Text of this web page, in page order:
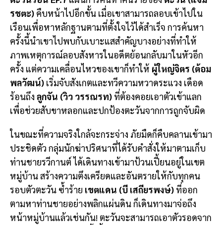
รชตะ) คืบหน้าไปอีกขั้น เมื่อเขาสามารถลอบเข้าไปใน
เรือนเพื่อหาหลักฐานตามที่ตั้งใจไว้ได้สำเร็จ การค้นหา
ครั้งนี้นำเขาไปพบกับเบาะแสสำคัญบางอย่างที่ทำให้
ภาพเหตุการณ์ลอบสังหารในอดีตย้อนกลับมาในหัวอีก
ครั้ง แต่ความเคลื่อนไหวของเขาก็ทำให้ ผู้ใหญ่จิตร (ต้อม
พลวัฒน์) เริ่มจับสังเกตและทวีความหวาดระแวง เดือด
ร้อนถึง ลูกจัน (วิว วรรณรท) ที่ต้องคอยเอาตัวเข้าแลก
เพื่อช่วยสับขาหลอกและปกป้องตะวันจากการถูกจับผิด
ในขณะที่ความจริงใกล้จะกระจ่าง ภัยมืดก็คืบคลานเข้ามา
ประชิดตัว กลุ่มนักฆ่าปริศนาที่ได้รับคำสั่งให้มาตามเก็บ
ท่านชายรวีกานต์ ได้เดินทางเข้ามาป้วนเปี้ยนอยู่ในเขต
หมู่บ้าน สร้างความตึงเครียดและอันตรายให้กับทุกคน
รอบตัวตะวัน ซ้ำร้าย เขตแดน (บี เสถียรพงษ์) ที่ออก
ตามหาท่านชายอย่างพลิกแผ่นดิน ก็เดินทางมาจ่อถึง
หน้าหมู่บ้านแล้วเช่นกัน! ตะวันจะสามารถเอาตัวรอดจาก